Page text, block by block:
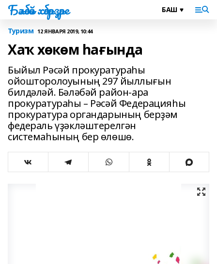
Бәләбәй хәбәрҙәре
Туризм 12 ЯНВАРЯ 2019, 10:44
Хаҡ хөкөм һағында
Быйыл Рәсәй прокуратураһы
ойошторолоуының 297 йыллығын
билдәләй. Бәләбәй район-ара
прокуратураһы – Рәсәй Федерацияһы
прокуратура органдарының берҙәм
федераль үҙәкләштерелгән
системаһының бер өлөшө.